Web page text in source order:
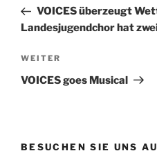
Beitrag
VOICES überzeugt
Landesjugendchor hat
Nächster
Beitrag
WEITER
VOICES goes Musical
BESUCHEN SIE UNS